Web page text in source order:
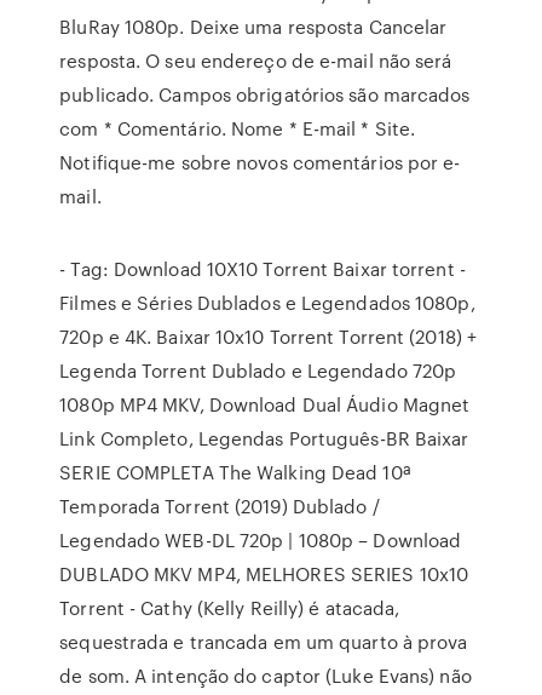
BluRay 1080p. Deixe uma resposta Cancelar
resposta. O seu endereço de e-mail não será
publicado. Campos obrigatórios são marcados
com * Comentário. Nome * E-mail * Site.
Notifique-me sobre novos comentários por e-
mail.
- Tag: Download 10X10 Torrent Baixar torrent -
Filmes e Séries Dublados e Legendados 1080p,
720p e 4K. Baixar 10x10 Torrent Torrent (2018) +
Legenda Torrent Dublado e Legendado 720p
1080p MP4 MKV, Download Dual Áudio Magnet
Link Completo, Legendas Português-BR Baixar
SERIE COMPLETA The Walking Dead 10ª
Temporada Torrent (2019) Dublado /
Legendado WEB-DL 720p | 1080p – Download
DUBLADO MKV MP4, MELHORES SERIES 10x10
Torrent - Cathy (Kelly Reilly) é atacada,
sequestrada e trancada em um quarto à prova
de som. A intenção do captor (Luke Evans) não